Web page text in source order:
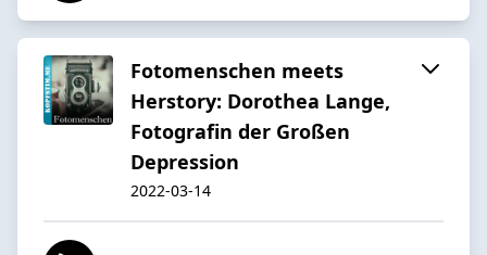
Fotomenschen meets
Herstory: Dorothea Lange,
Fotografin der Großen
Depression
2022-03-14